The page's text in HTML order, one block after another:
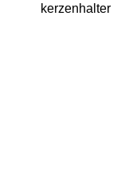
kerzenhalter